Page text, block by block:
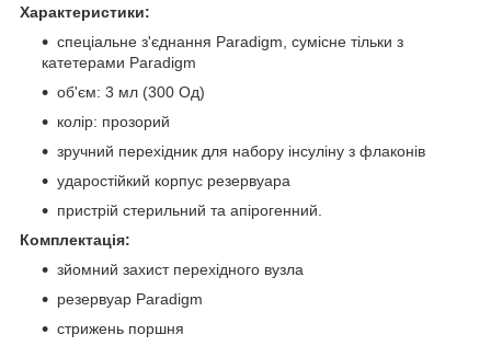
Характеристики:
спеціальне з'єднання Paradigm, сумісне тільки з
катетерами Paradigm
об'єм: 3 мл (300 Од)
колір: прозорий
зручний перехідник для набору інсуліну з флаконів
ударостійкий корпус резервуара
пристрій стерильний та апірогенний.
Комплектація:
зйомний захист перехідного вузла
резервуар Paradigm
стрижень поршня